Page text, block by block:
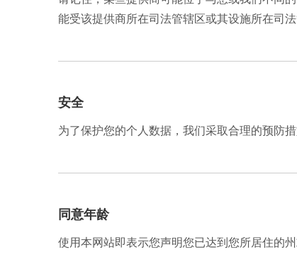
能受该提供商所在司法管辖区或其设施所在司法
安全
为了保护您的个人数据，我们采取合理的预防
同意年龄
使用本网站即表示您声明您已达到您所居住的